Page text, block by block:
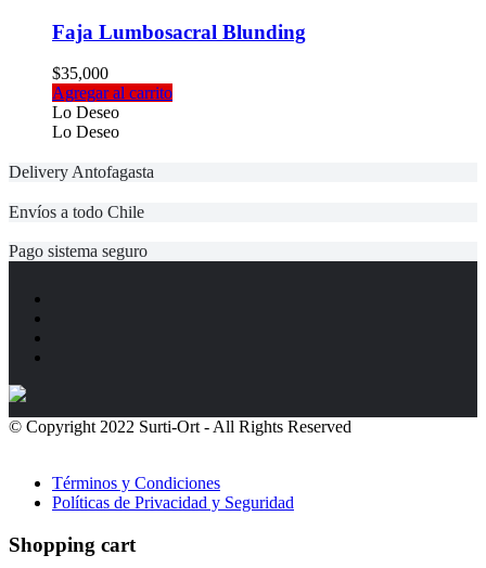
Faja Lumbosacral Blunding
$35,000
Agregar al carrito
Lo Deseo
Lo Deseo
Delivery Antofagasta
Envíos a todo Chile
Pago sistema seguro
© Copyright 2022 Surti-Ort - All Rights Reserved
Términos y Condiciones
Políticas de Privacidad y Seguridad
Shopping cart